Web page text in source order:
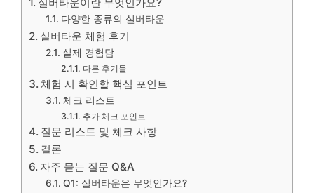
다양한 종류의 실버타운
실버타운 체험 후기
실제 경험담
다른 후기들
체험 시 확인할 핵심 포인트
체크 리스트
추가 체크 포인트
질문 리스트 및 체크 사항
결론
자주 묻는 질문 Q&A
Q1: 실버타운은 무엇인가요?